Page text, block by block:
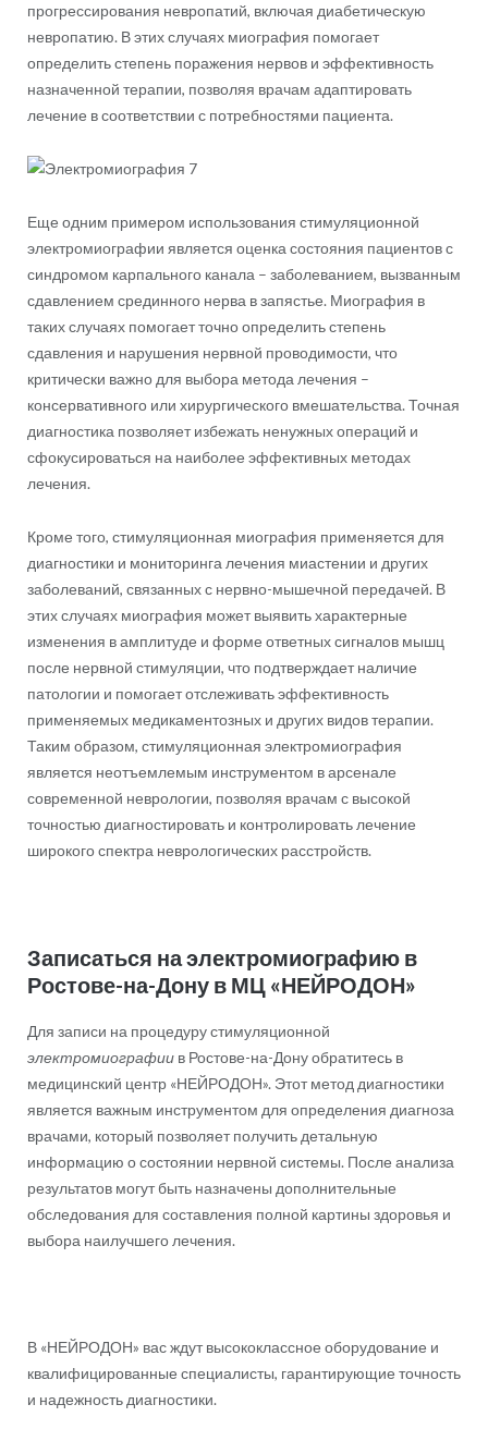
прогрессирования невропатий, включая диабетическую
невропатию. В этих случаях миография помогает
определить степень поражения нервов и эффективность
назначенной терапии, позволяя врачам адаптировать
лечение в соответствии с потребностями пациента.
Еще одним примером использования стимуляционной
электромиографии является оценка состояния пациентов с
синдромом карпального канала – заболеванием, вызванным
сдавлением срединного нерва в запястье. Миография в
таких случаях помогает точно определить степень
сдавления и нарушения нервной проводимости, что
критически важно для выбора метода лечения –
консервативного или хирургического вмешательства. Точная
диагностика позволяет избежать ненужных операций и
сфокусироваться на наиболее эффективных методах
лечения.
Кроме того, стимуляционная миография применяется для
диагностики и мониторинга лечения миастении и других
заболеваний, связанных с нервно-мышечной передачей. В
этих случаях миография может выявить характерные
изменения в амплитуде и форме ответных сигналов мышц
после нервной стимуляции, что подтверждает наличие
патологии и помогает отслеживать эффективность
применяемых медикаментозных и других видов терапии.
Таким образом, стимуляционная электромиография
является неотъемлемым инструментом в арсенале
современной неврологии, позволяя врачам с высокой
точностью диагностировать и контролировать лечение
широкого спектра неврологических расстройств.
Записаться на электромиографию в
Ростове-на-Дону в МЦ «НЕЙРОДОН»
Для записи на процедуру стимуляционной
электромиографиив Ростове-на-Дону обратитесь в
медицинский центр «НЕЙРОДОН». Этот метод диагностики
является важным инструментом для определения диагноза
врачами, который позволяет получить детальную
информацию о состоянии нервной системы. После анализа
результатов могут быть назначены дополнительные
обследования для составления полной картины здоровья и
выбора наилучшего лечения.
В «НЕЙРОДОН» вас ждут высококлассное оборудование и
квалифицированные специалисты, гарантирующие точность
и надежность диагностики.